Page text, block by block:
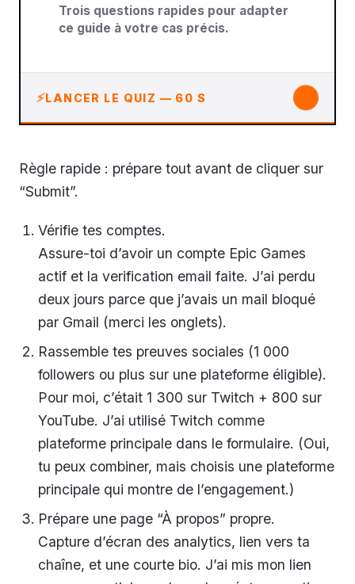
Trois questions rapides pour adapter
ce guide à votre cas précis.
LANCER LE QUIZ — 60 S
Règle rapide : prépare tout avant de cliquer sur
“Submit”.
Vérifie tes comptes.
Assure-toi d’avoir un compte Epic Games
actif et la verification email faite. J’ai perdu
deux jours parce que j’avais un mail bloqué
par Gmail (merci les onglets).
Rassemble tes preuves sociales (1 000
followers ou plus sur une plateforme éligible).
Pour moi, c’était 1 300 sur Twitch + 800 sur
YouTube. J’ai utilisé Twitch comme
plateforme principale dans le formulaire. (Oui,
tu peux combiner, mais choisis une plateforme
principale qui montre de l’engagement.)
Prépare une page “À propos” propre.
Capture d’écran des analytics, lien vers ta
chaîne, et une courte bio. J’ai mis mon lien